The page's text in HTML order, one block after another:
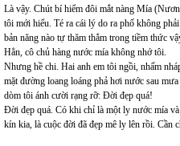
Là vậy. Chút bí hiểm đôi mắt nàng Mía
tôi mới hiểu. Té ra cái lý do ra phố không
bản năng nào tự thăm thẳm trong tiềm thức
Hẳn, cô chủ hàng nước mía không nhớ tôi.
Nhưng hề chi. Hai anh em tôi ngồi, nhấm
mặt đường loang loáng phả hơi nước sau
dòm tôi ánh cười rạng rỡ: Đời đẹp quá!
Đời đẹp quá. Có khi chỉ là một ly nước mía
kín kia, là cuộc đời đã đẹp mê ly lên rồi. Cần